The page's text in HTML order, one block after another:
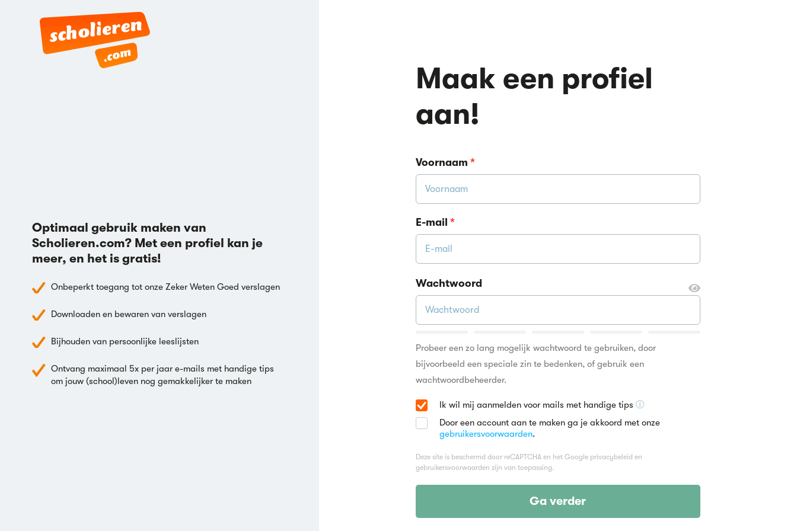
Optimaal gebruik maken van
Scholieren.com? Met een profiel kan je
meer, en het is gratis!
Onbeperkt toegang tot onze Zeker Weten Goed verslagen
Downloaden en bewaren van verslagen
Bijhouden van persoonlijke leeslijsten
Ontvang maximaal 5x per jaar e-mails met handige tips
om jouw (school)leven nog gemakkelijker te maken
Maak een profiel
aan!
Voornaam *
E-mail *
Wachtwoord
Probeer een zo lang mogelijk wachtwoord te gebruiken, door
bijvoorbeeld een speciale zin te bedenken, of gebruik een
wachtwoordbeheerder.
Ik wil mij aanmelden voor mails met handige tips
Door een account aan te maken ga je akkoord met onze
gebruikersvoorwaarden.
Deze site is beschermd door reCAPTCHA en het Google privacybeleid en
gebruikersvoorwaarden zijn van toepassing.
Ga verder